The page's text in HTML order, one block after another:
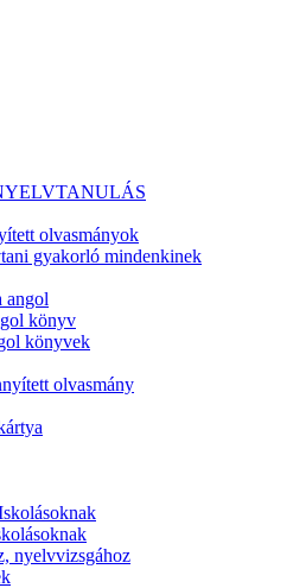
olvasmányok
gyakorló mindenkinek
angol
könyv
könyvek
olvasmány
nyelvvizsgához